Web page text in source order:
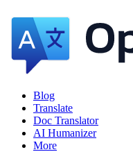
Blog
Translate
Doc Translator
AI Humanizer
More